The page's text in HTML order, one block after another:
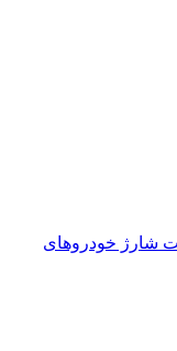
شارژ خودروهای